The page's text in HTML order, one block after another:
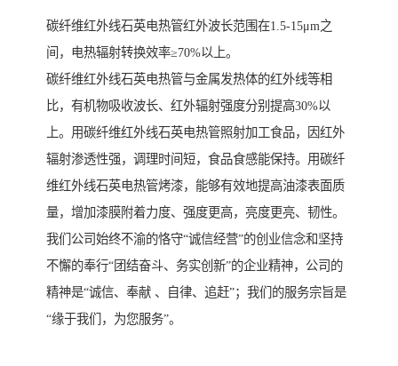
碳纤维红外线石英电热管红外波长范围在1.5-15μm之
间，电热辐射转换效率≥70%以上。
碳纤维红外线石英电热管与金属发热体的红外线等相
比，有机物吸收波长、红外辐射强度分别提高30%以
上。用碳纤维红外线石英电热管照射加工食品，因红外
辐射渗透性强，调理时间短，食品食感能保持。用碳纤
维红外线石英电热管烤漆，能够有效地提高油漆表面质
量，增加漆膜附着力度、强度更高，亮度更亮、韧性。
我们公司始终不渝的恪守“诚信经营”的创业信念和坚持
不懈的奉行“团结奋斗、务实创新”的企业精神，公司的
精神是“诚信、奉献 、自律、追赶”；我们的服务宗旨是
“缘于我们，为您服务”。